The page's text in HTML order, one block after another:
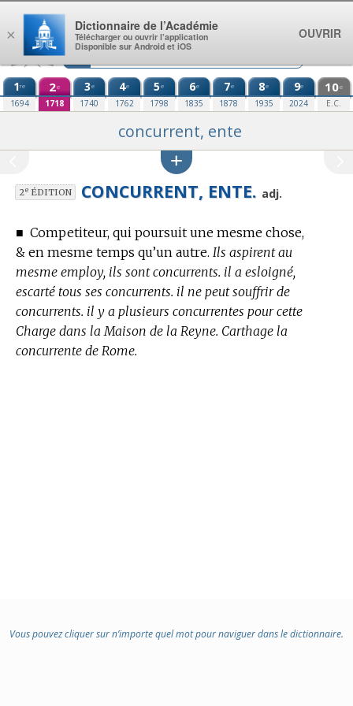
Aller au contenu
1re
1694
2e
1718
3e
1740
4e
1762
5e
1798
6e
1835
7e
1878
8e
1935
9e
2024
10e
E.C.
concurrent, ente
2eÉDITION CONCURRENT, ENTE. adj.
■ Competiteur, qui poursuit une mesme chose,
& en mesme temps qu’un autre. Ils aspirent au
mesme employ, ils sont concurrents. il a esloigné,
escarté tous ses concurrents. il ne peut souffrir de
concurrents. il y a plusieurs concurrentes pour cette
Charge dans la Maison de la Reyne. Carthage la
concurrente de Rome.
Vous pouvez cliquer sur n’importe quel mot pour naviguer dans le dictionnaire.
×
Dictionnaire de l’Académie
Télécharger ou ouvrir l’application
Disponible sur Android et iOS
OUVRIR